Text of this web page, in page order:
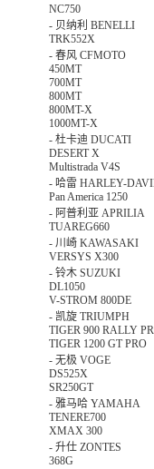
NC750
- 贝纳利 BENELLI
TRK552X
- 春风 CFMOTO
450MT
700MT
800MT
800MT-X
1000MT-X
- 杜卡迪 DUCATI
DESERT X
Multistrada V4S
- 哈雷 HARLEY-
Pan America 1250
- 阿普利亚 APRILIA
TUAREG660
- 川崎 KAWASAKI
VERSYS X300
- 铃木 SUZUKI
DL1050
V-STROM 800DE
- 凯旋 TRIUMPH
TIGER 900 RALLY
TIGER 1200 GT PRO
- 无极 VOGE
DS525X
SR250GT
- 雅马哈 YAMAHA
TENERE700
XMAX 300
- 升仕 ZONTES
368G